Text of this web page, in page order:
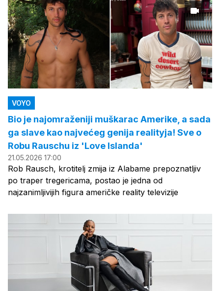
VOYO
Bio je najomraženiji muškarac Amerike, a sada
ga slave kao najvećeg genija realityja! Sve o
Robu Rauschu iz 'Love Islanda'
21.05.2026 17:00
Rob Rausch, krotitelj zmija iz Alabame prepoznatljiv
po traper tregericama, postao je jedna od
najzanimljivijih figura američke reality televizije